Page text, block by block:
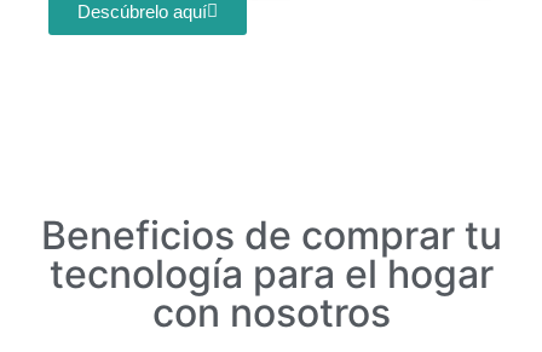
Descúbrelo aquí
Beneficios de comprar tu
tecnología para el hogar
con nosotros